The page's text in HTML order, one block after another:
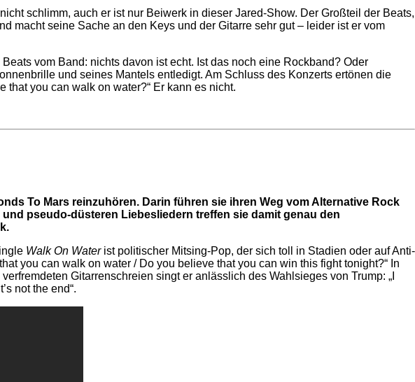
schlimm, auch er ist nur Beiwerk in dieser Jared-Show. Der Großteil der Beats,
macht seine Sache an den Keys und der Gitarre sehr gut – leider ist er vom
vom Band: nichts davon ist echt. Ist das noch eine Rockband? Oder
und seines Mantels entledigt. Am Schluss des Konzerts ertönen die
that you can walk on water?“ Er kann es nicht.
To Mars reinzuhören. Darin führen sie ihren Weg vom Alternative Rock
pseudo-düsteren Liebesliedern treffen sie damit genau den
Walk On Waterist politischer Mitsing-Pop, der sich toll in Stadien oder auf Anti-
you can walk on water / Do you believe that you can win this fight tonight?“ In
Gitarrenschreien singt er anlässlich des Wahlsieges von Trump: „I
not the end“.